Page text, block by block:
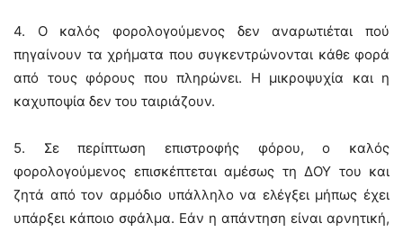
4. Ο καλός φορολογούμενος δεν αναρωτιέται πού
πηγαίνουν τα χρήματα που συγκεντρώνονται κάθε φορά
από τους φόρους που πληρώνει. Η μικροψυχία και η
καχυποψία δεν του ταιριάζουν.
5. Σε περίπτωση επιστροφής φόρου, ο καλός
φορολογούμενος επισκέπτεται αμέσως τη ΔΟΥ του και
ζητά από τον αρμόδιο υπάλληλο να ελέγξει μήπως έχει
υπάρξει κάποιο σφάλμα. Εάν η απάντηση είναι αρνητική,